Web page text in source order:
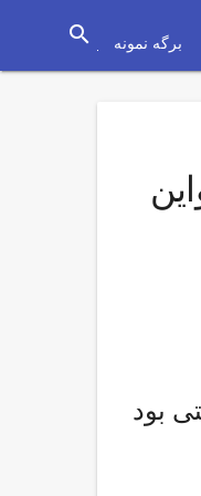
برگه نمونه search
بود